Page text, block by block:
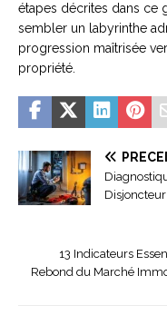
étapes décrites dans ce
sembler un labyrinthe
progression maîtrisée
propriété.
13 Indicateurs
Rebond du Marché